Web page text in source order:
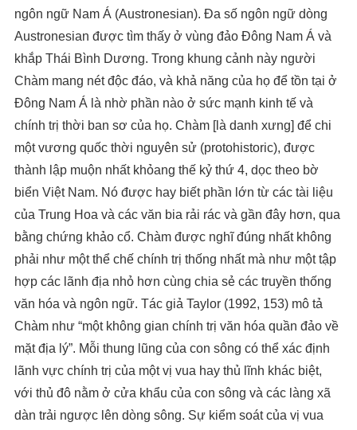
ngôn ngữ Nam Á (Austronesian). Đa số ngôn ngữ dòng
Austronesian được tìm thấy ở vùng đảo Đông Nam Á và
khắp Thái Bình Dương. Trong khung cảnh này người
Chàm mang nét độc đáo, và khả năng của họ để tồn tại ở
Đông Nam Á là nhờ phần nào ở sức mạnh kinh tế và
chính trị thời ban sơ của họ. Chàm [là danh xưng] để chi
một vương quốc thời nguyên sử (protohistoric), được
thành lập muộn nhất khỏang thế kỷ thứ 4, dọc theo bờ
biển Việt Nam. Nó được hay biết phần lớn từ các tài liệu
của Trung Hoa và các văn bia rải rác và gần đây hơn, qua
bằng chứng khảo cổ. Chàm được nghĩ đúng nhất không
phải như một thể chế chính trị thống nhất mà như một tập
hợp các lãnh địa nhỏ hơn cùng chia sẻ các truyền thống
văn hóa và ngôn ngữ. Tác giả Taylor (1992, 153) mô tả
Chàm như “một không gian chính trị văn hóa quần đảo về
mặt địa lý”. Mỗi thung lũng của con sông có thể xác định
lãnh vực chính trị của một vị vua hay thủ lĩnh khác biệt,
với thủ đô nằm ở cửa khẩu của con sông và các làng xã
dàn trải ngược lên dòng sông. Sự kiểm soát của vị vua